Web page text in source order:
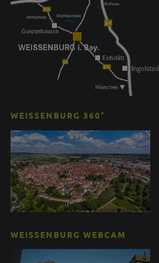
WEISSENBURG 360°
WEISSENBURG WEBCAM